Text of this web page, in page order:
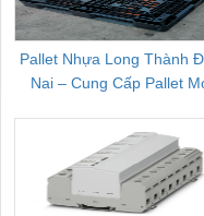
Pallet Nhựa Long Thành
Nai – Cung Cấp Pallet